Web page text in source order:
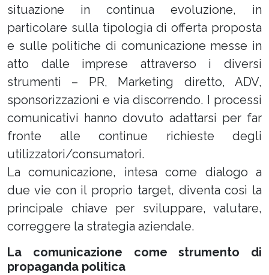
situazione in continua evoluzione, in
particolare sulla tipologia di offerta proposta
e sulle politiche di comunicazione messe in
atto dalle imprese attraverso i diversi
strumenti – PR, Marketing diretto, ADV,
sponsorizzazioni e via discorrendo. I processi
comunicativi hanno dovuto adattarsi per far
fronte alle continue richieste degli
utilizzatori/consumatori.
La comunicazione, intesa come dialogo a
due vie con il proprio target, diventa così la
principale chiave per sviluppare, valutare,
correggere la strategia aziendale.
La comunicazione come strumento di
propaganda politica